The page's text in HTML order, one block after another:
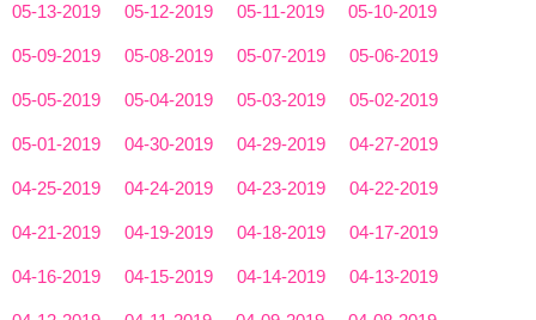
05-13-2019 05-12-2019 05-11-2019 05-10-2019
05-09-2019 05-08-2019 05-07-2019 05-06-2019
05-05-2019 05-04-2019 05-03-2019 05-02-2019
05-01-2019 04-30-2019 04-29-2019 04-27-2019
04-25-2019 04-24-2019 04-23-2019 04-22-2019
04-21-2019 04-19-2019 04-18-2019 04-17-2019
04-16-2019 04-15-2019 04-14-2019 04-13-2019